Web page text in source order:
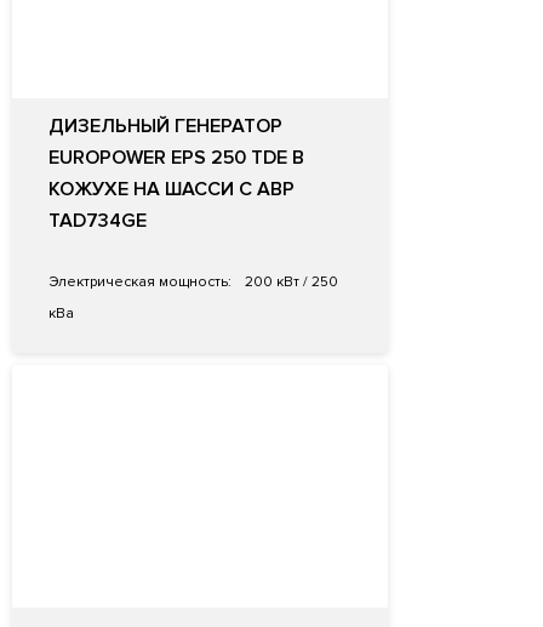
ДИЗЕЛЬНЫЙ ГЕНЕРАТОР
EUROPOWER EPS 250 TDE В
КОЖУХЕ НА ШАССИ С АВР
TAD734GE
Электрическая мощность:
200 кВт / 250
кВа